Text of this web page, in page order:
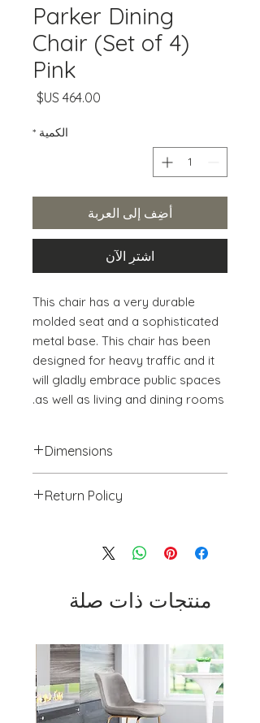
Parker Dining
Chair (Set of 4)
Pink
السعر
الكمية *
أضِف إلى العربة
اشترِ الآن
This chair has a very durable
molded seat and a sophisticated
metal base. This chair has been
designed for heavy traffic and it
will gladly embrace public spaces
as well as living and dining rooms.
Dimensions
Return Policy
UNOPENED PRODUCT, THAT IS IN
ORIGINAL PACKAGING with 30%
the DELIVERY DATE for credit
towards your account. We DO NOT
SHIPPING except for defects or
order processing irregularities- on a
preapproved basis.
منتجات ذات صلة